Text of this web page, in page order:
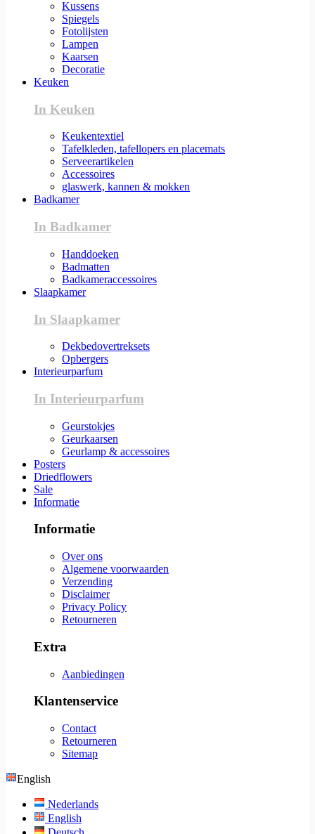
Kussens
Spiegels
Fotolijsten
Lampen
Kaarsen
Decoratie
Keuken
In Keuken
Keukentextiel
Tafelkleden, tafellopers en placemats
Serveerartikelen
Accessoires
glaswerk, kannen & mokken
Badkamer
In Badkamer
Handdoeken
Badmatten
Badkameraccessoires
Slaapkamer
In Slaapkamer
Dekbedovertreksets
Opbergers
Interieurparfum
In Interieurparfum
Geurstokjes
Geurkaarsen
Geurlamp & accessoires
Posters
Driedflowers
Sale
Informatie
Informatie
Over ons
Algemene voorwaarden
Verzending
Disclaimer
Privacy Policy
Retourneren
Extra
Aanbiedingen
Klantenservice
Contact
Retourneren
Sitemap
English
Nederlands
English